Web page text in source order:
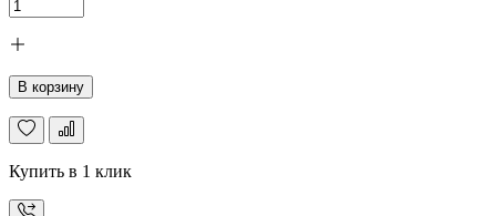
В корзину
Купить в 1 клик